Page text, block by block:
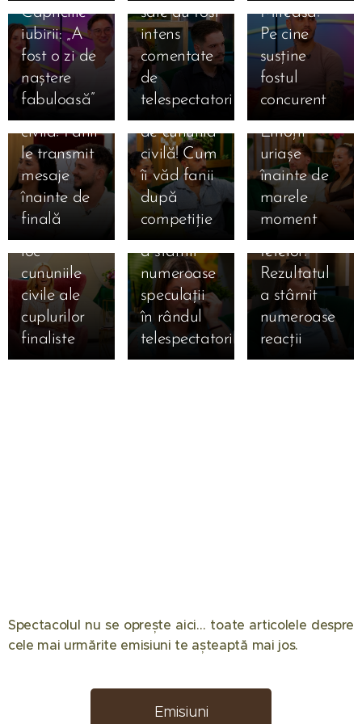
Capriciile
iubirii: „A
fost o zi de
naștere
fabuloasă”
sale au fost
intens
comentate
de
telespectatori
Mireasa!
Pe cine
susține
fostul
concurent
15.07.2026
Amalia și
Sebastian,
la doar o zi
de cununia
civilă! Fanii
le transmit
mesaje
înainte de
finală
15.07.2026
Giulia și
Alexandru,
la un pas
de cununia
civilă! Cum
îi văd fanii
după
competiție
Ema și
Alan, la o
zi de
cununia
civilă!
Emoții
uriașe
înainte de
marele
moment
15.07.2026
Simona
Gherghe
anunță
ediția
specială de
mâine! Au
loc
cununiile
civile ale
cuplurilor
finaliste
15.07.2026
Claudia a
izbucnit în
lacrimi la
Mireasa!
Momentul
a stârnit
numeroase
speculații
în rândul
telespectatorilor
15.07.2026
Claudia,
salvată
după ce a
ocupat
locul 3 în
topul
fetelor!
Rezultatul
a stârnit
numeroase
reacții
Spectacolul nu se oprește aici… toate articolele despre
cele mai urmărite emisiuni te așteaptă mai jos. 📺✨
Emisiuni
12.05.2026
Eliminare
08.05.2026
Semifinala
talent 2026
a făcut
08.04.2026
Chefi la
2026: